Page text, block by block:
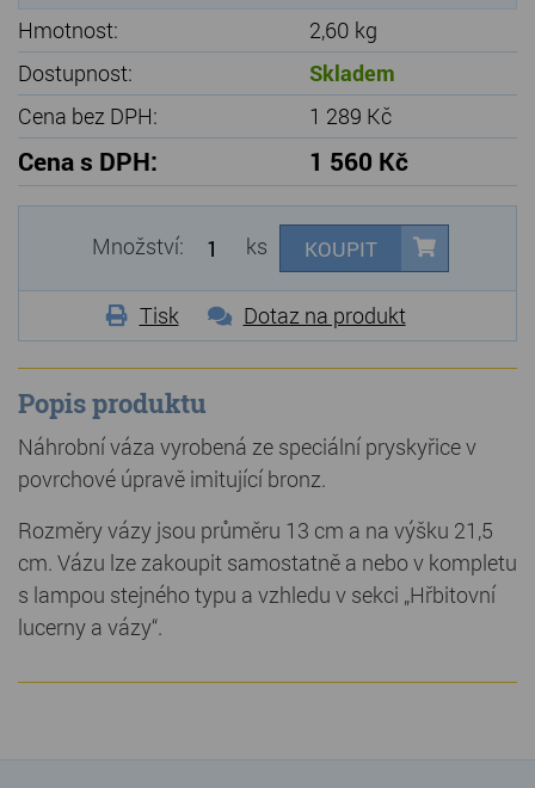
Hmotnost:
2,60 kg
Dostupnost:
Skladem
Cena bez DPH:
1 289 Kč
Cena s DPH: 1 560 Kč
Množství: ks KOUPIT
Tisk Dotaz na produkt
Popis produktu
Náhrobní váza vyrobená ze speciální pryskyřice v
povrchové úpravě imitující bronz.
Rozměry vázy jsou průměru 13 cm a na výšku 21,5
cm. Vázu lze zakoupit samostatně a nebo v kompletu
s lampou stejného typu a vzhledu v sekci „Hřbitovní
lucerny a vázy“.